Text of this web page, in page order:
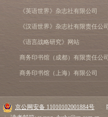
《英语世界》杂志社有限公司
《汉语世界》杂志社有限责任公司
《语言战略研究》网站
商务印书馆（成都）有限责任公司
商务印书馆（上海）有限公司
京公网安备 11010102001884号